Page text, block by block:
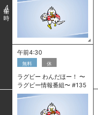
4
午前4:30
無料 休
ラグビー わんだほー！ 〜
ラグビー情報番組〜 #135